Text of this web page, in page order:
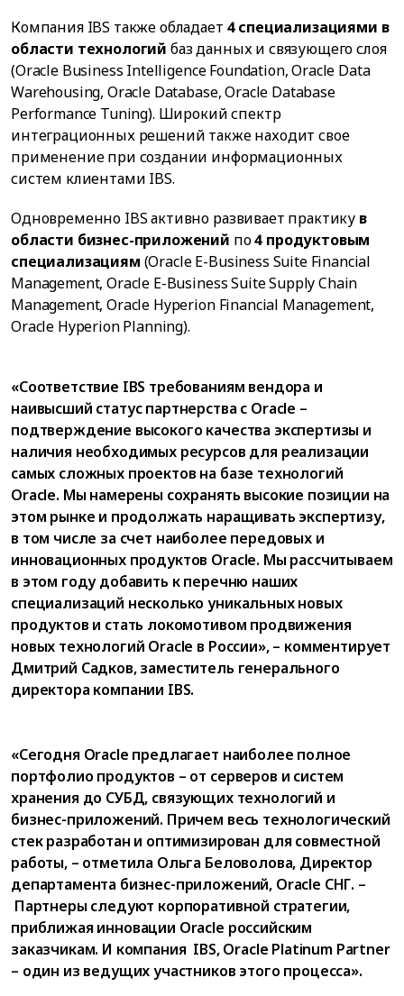
Компания IBS также обладает 4 специализациями в
области технологий баз данных и связующего слоя
(Oracle Business Intelligence Foundation, Oracle Data
Warehousing, Oracle Database, Oracle Database
Performance Tuning). Широкий спектр
интеграционных решений также находит свое
применение при создании информационных
систем клиентами IBS.
Одновременно IBS активно развивает практику в
области бизнес-приложений по4 продуктовым
специализациям (Oracle E-Business Suite Financial
Management, Oracle E-Business Suite Supply Chain
Management, Oracle Hyperion Financial Management,
Oracle Hyperion Planning).
«Соответствие IBS требованиям вендора и
наивысший статус партнерства с Oracle –
подтверждение высокого качества экспертизы и
наличия необходимых ресурсов для реализации
самых сложных проектов на базе технологий
Oracle. Мы намерены сохранять высокие позиции на
этом рынке и продолжать наращивать экспертизу,
в том числе за счет наиболее передовых и
инновационных продуктов Oracle. Мы рассчитываем
в этом году добавить к перечню наших
специализаций несколько уникальных новых
продуктов и стать локомотивом продвижения
новых технологий Oracle в России», – комментирует
Дмитрий Садков, заместитель генерального
директора компании IBS.
«Сегодня Oracle предлагает наиболее полное
портфолио продуктов – от серверов и систем
хранения до СУБД, связующих технологий и
бизнес-приложений. Причем весь технологический
стек разработан и оптимизирован для совместной
работы, – отметила Ольга Беловолова, Директор
департамента бизнес-приложений, Oracle СНГ. –
Партнеры следуют корпоративной стратегии,
приближая инновации Oracle российским
заказчикам. И компания IBS, Oracle Platinum Partner
– один из ведущих участников этого процесса».